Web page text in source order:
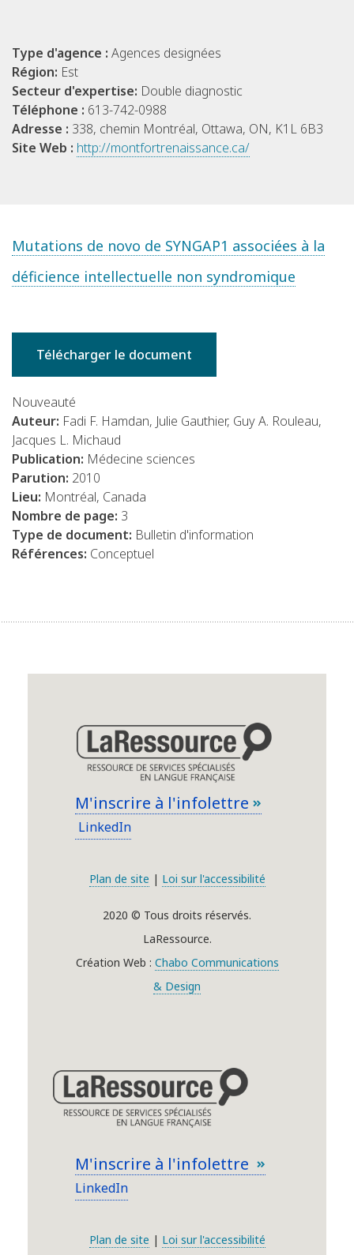
Type d'agence : Agences designées
Région: Est
Secteur d'expertise: Double diagnostic
Téléphone : 613-742-0988
Adresse : 338, chemin Montréal, Ottawa, ON, K1L 6B3
Site Web : http://montfortrenaissance.ca/
Mutations de novo de SYNGAP1 associées à la
déficience intellectuelle non syndromique
Télécharger le document
Nouveauté
Auteur: Fadi F. Hamdan, Julie Gauthier, Guy A. Rouleau,
Jacques L. Michaud
Publication: Médecine sciences
Parution: 2010
Lieu: Montréal, Canada
Nombre de page: 3
Type de document: Bulletin d'information
Références: Conceptuel
M'inscrire à l'infolettre
LinkedIn
Plan de site | Loi sur l'accessibilité
2020 © Tous droits réservés.
LaRessource.
Création Web : Chabo Communications
& Design
M'inscrire à l'infolettre
LinkedIn
Plan de site | Loi sur l'accessibilité